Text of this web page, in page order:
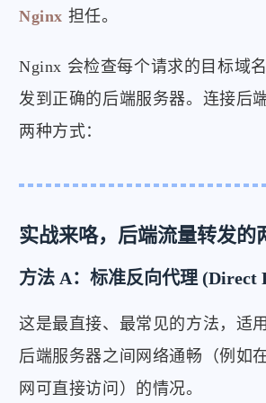
Nginx 担任。
Nginx 会检查每个请求的目标域
发到正确的后端服务器。连接后
两种方式：
实战来咯，后端流量转发的
方法 A：标准反向代理 (Direct
这是最直接、最常见的方法，适
后端服务器之间网络通畅（例如
网可直接访问）的情况。